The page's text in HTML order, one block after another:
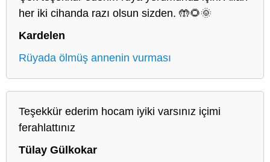
her iki cihanda razı olsun sizden. 🤲🌻🌞
Kardelen
Rüyada ölmüş annenin vurması
Teşekkür ederim hocam iyiki varsınız içimi
ferahlattınız
Tülay Gülkokar